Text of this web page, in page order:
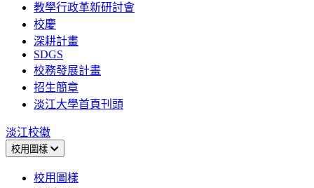
教學行政革新研討會
校慶
深耕計畫
SDGS
校務發展計畫
招生簡章
淡江大學首頁刊頭
淡江校徽
校用圖樣
校用圖樣